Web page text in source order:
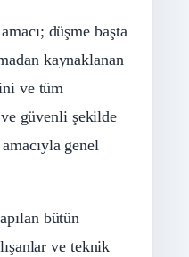
düşme başta
kaynaklanan
ve tüm
ve güvenli şekilde
genel
bütün
ve teknik